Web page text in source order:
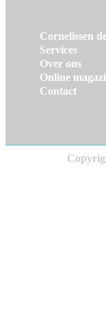
Cornelissen
Services
Over ons
Online
Contact